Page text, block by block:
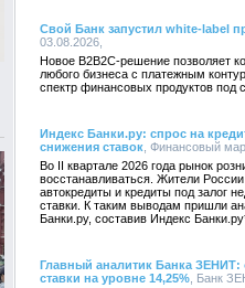
Свой Банк запустил white-label
03.08.2026,
Новое B2B2C-решение позволяет
любого бизнеса с платежным
спектр финансовых продуктов под
Индекс Банки.ру: спрос на
снижения ставок , Финансовый
Во II квартале 2026 года рынок
восстанавливаться. Жители
автокредиты и кредиты под залог
ставки. К таким выводам пришли
Банки.ру, составив Индекс
Главный аналитик Банка
ставки на уровне 14,25% , Банк